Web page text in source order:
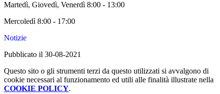
Martedì, Giovedì, Venerdì 8:00 - 13:00
Mercoledì 8:00 - 17:00
Notizie
Pubblicato il 30-08-2021
Questo sito o gli strumenti terzi da questo utilizzati si avvalgono di
cookie necessari al funzionamento ed utili alle finalità illustrate nella
COOKIE POLICY.